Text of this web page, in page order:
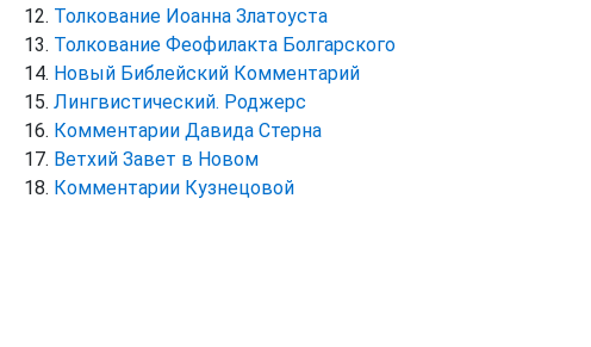
Толкование Иоанна Златоуста
Толкование Феофилакта Болгарского
Новый Библейский Комментарий
Лингвистический. Роджерс
Комментарии Давида Стерна
Ветхий Завет в Новом
Комментарии Кузнецовой